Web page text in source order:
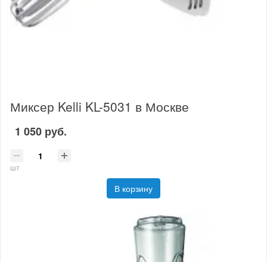
Миксер Kelli KL-5031 в Москве
1 050 руб.
шт
В корзину